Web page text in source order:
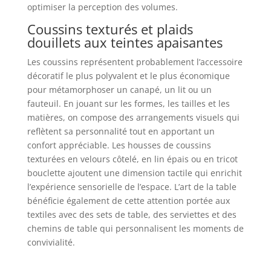
optimiser la perception des volumes.
Coussins texturés et plaids
douillets aux teintes apaisantes
Les coussins représentent probablement l’accessoire
décoratif le plus polyvalent et le plus économique
pour métamorphoser un canapé, un lit ou un
fauteuil. En jouant sur les formes, les tailles et les
matières, on compose des arrangements visuels qui
reflètent sa personnalité tout en apportant un
confort appréciable. Les housses de coussins
texturées en velours côtelé, en lin épais ou en tricot
bouclette ajoutent une dimension tactile qui enrichit
l’expérience sensorielle de l’espace. L’art de la table
bénéficie également de cette attention portée aux
textiles avec des sets de table, des serviettes et des
chemins de table qui personnalisent les moments de
convivialité.